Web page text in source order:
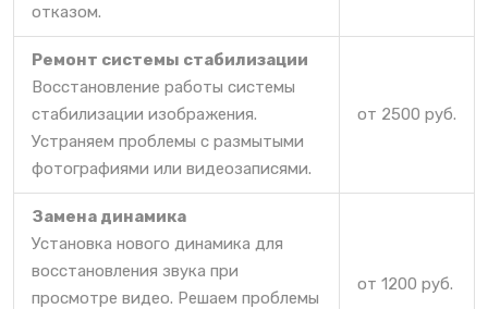
отказом.
Ремонт системы стабилизации
Восстановление работы системы
стабилизации изображения.
Устраняем проблемы с размытыми
фотографиями или видеозаписями.
от 2500 руб.
Замена динамика
Установка нового динамика для
восстановления звука при
просмотре видео. Решаем проблемы
от 1200 руб.